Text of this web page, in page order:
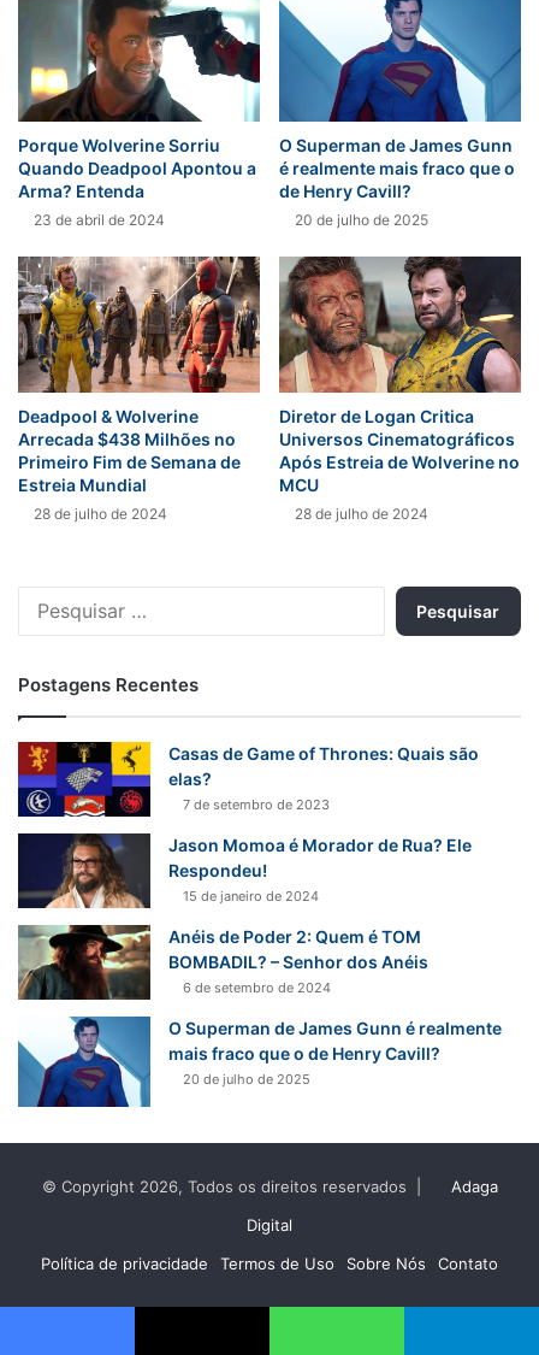
Porque Wolverine Sorriu
Quando Deadpool Apontou a
Arma? Entenda
23 de abril de 2024
O Superman de James Gunn
é realmente mais fraco que o
de Henry Cavill?
20 de julho de 2025
Deadpool & Wolverine
Arrecada $438 Milhões no
Primeiro Fim de Semana de
Estreia Mundial
28 de julho de 2024
Diretor de Logan Critica
Universos Cinematográficos
Após Estreia de Wolverine no
MCU
28 de julho de 2024
Pesquisar
por:
Postagens Recentes
Casas de Game of Thrones: Quais são
elas?
7 de setembro de 2023
Jason Momoa é Morador de Rua? Ele
Respondeu!
15 de janeiro de 2024
Anéis de Poder 2: Quem é TOM
BOMBADIL? – Senhor dos Anéis
6 de setembro de 2024
O Superman de James Gunn é realmente
mais fraco que o de Henry Cavill?
20 de julho de 2025
© Copyright 2026, Todos os direitos reservados |
Adaga
Digital
Política de privacidade
Termos de Uso Sobre Nós Contato